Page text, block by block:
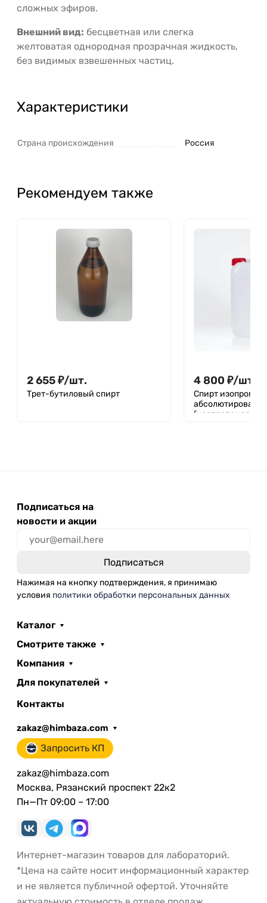
сложных эфиров.
Внешний вид: бесцветная или слегка
желтоватая однородная прозрачная жидкость,
без видимых взвешенных частиц.
Характеристики
Страна происхождения Россия
Рекомендуем также
2 655₽/шт.
Трет-бутиловый спирт
4 800 ₽/шт.
Спирт
(изопропанол,
Подписаться на
новости и акции
Нажимая на кнопку подтверждения, я принимаю
условия политики обработки персональных данных
Каталог
Смотрите также
Компания
Для покупателей
Контакты
zakaz@himbaza.com
Запросить КП
zakaz@himbaza.com
Москва, Рязанский проспект 22к2
Пн—Пт 09:00 – 17:00
Интернет-магазин товаров для лабораторий.
*Цена на сайте носит информационный характер
и не является публичной офертой. Уточняйте